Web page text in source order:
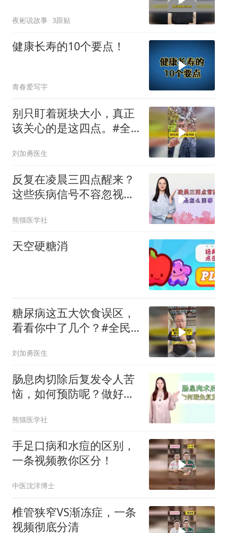
夜彬说故事 3跟贴
健康长寿的10个要点！
青春爱写字
别只盯着斑块大小，真正
该关心的是这四点。#全
刘加勇医生
反复在凌晨三四点醒来？
这些疾病信号不容忽视，
熊猫医学社
天空硬糖消
糖尿病这五大饮食误区，
看看你中了几个？#全民
刘加勇医生
肠息肉切除后复发令人苦
恼，如何预防呢？做好这
熊猫医学社
手足口病和水痘的区别，
一条视频教你区分！
中医沈洋博士
椎管狭窄VS渐冻症，一条
视频彻底分清